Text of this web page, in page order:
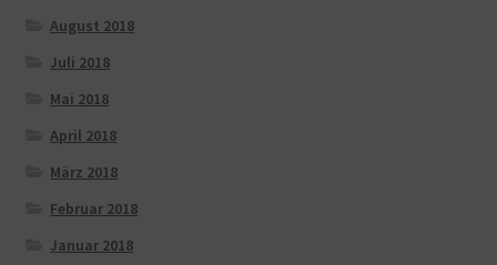
August 2018
Juli 2018
Mai 2018
April 2018
März 2018
Februar 2018
Januar 2018